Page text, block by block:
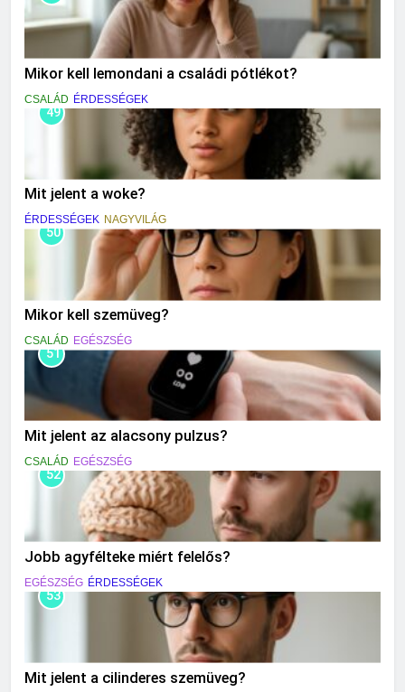
Mikor kell lemondani a családi pótlékot?
CSALÁD ÉRDESSÉGEK
49
Mit jelent a woke?
ÉRDESSÉGEK NAGYVILÁG
50
Mikor kell szemüveg?
CSALÁD EGÉSZSÉG
51
Mit jelent az alacsony pulzus?
CSALÁD EGÉSZSÉG
52
Jobb agyfélteke miért felelős?
EGÉSZSÉG ÉRDESSÉGEK
53
Mit jelent a cilinderes szemüveg?